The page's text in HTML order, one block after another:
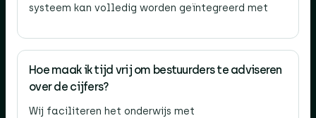
systeem kan volledig worden geïntegreerd met
Hoe maak ik tijd vrij om bestuurders te adviseren
over de cijfers?
Wij faciliteren het onderwijs met